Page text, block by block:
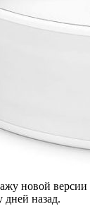
новой
дней назад.